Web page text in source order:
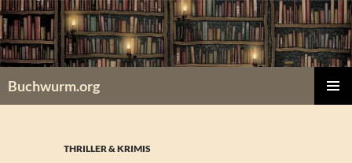
Zum
Inhalt
springen
Buchwurm.org
THRILLER & KRIMIS